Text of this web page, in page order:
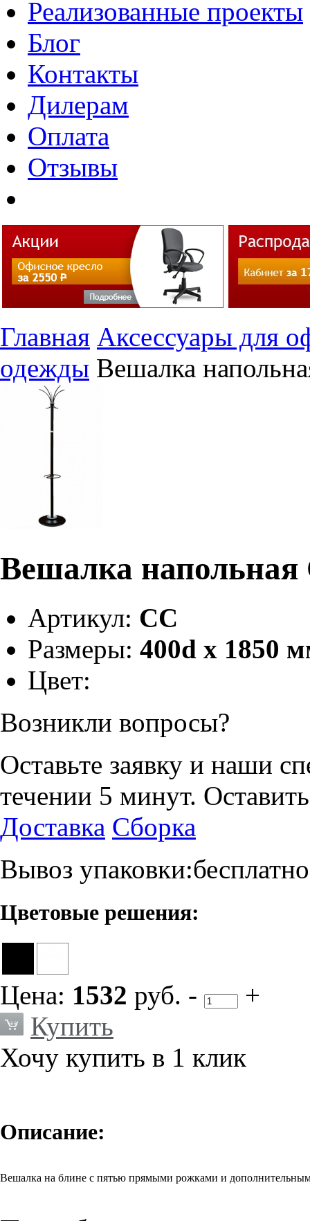
Реализованные проекты
Блог
Контакты
Дилерам
Оплата
Отзывы
Главная Аксессуары для
одежды Вешалка
Вешалка
Артикул: СС
Размеры: 400d х 1850
Цвет:
Возникли вопросы?
Оставьте заявку и наши
течении 5 минут.
Доставка Сборка
Вывоз упаковки:бесплатно
Цветовые решения:
Цена: 1532 руб. -
+
Купить
Хочу купить в 1 клик
Описание:
Вешалка на блине с пятью прямыми рожками и